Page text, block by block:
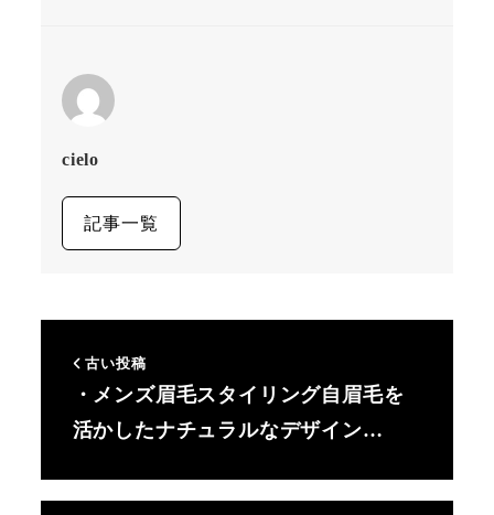
cielo
記事一覧
古い投稿
・メンズ眉毛スタイリング自眉毛を
活かしたナチュラルなデザイン…